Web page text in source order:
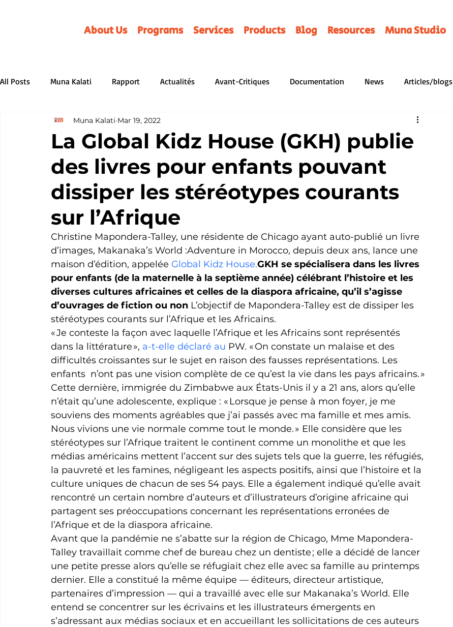
About Us Programs Services Products Blog Resources Muna Studio
All Posts Muna Kalati Rapport Actualités Avant-Critiques Documentation News Articles/blogs
Parentalité Non classé Illusttrators
Distributors &amp; Associations BD/Albums Services Notes de Lecture Favorite
La Global Kidz House (GKH) publie
des livres pour enfants pouvant
dissiper les stéréotypes courants
sur l’Afrique
Muna Kalati Mar 19, 2022
Christine Mapondera-Talley, une résidente de Chicago ayant auto-publié un livre
d’images, Makanaka’s World :Adventure in Morocco, depuis deux ans, lance une
maison d’édition, appelée Global Kidz House.GKH se spécialisera dans les livres
pour enfants (de la maternelle à la septième année) célébrant l’histoire et les
diverses cultures africaines et celles de la diaspora africaine, qu’il s’agisse
d’ouvrages de fiction ou non L’objectif de Mapondera-Talley est de dissiper les
stéréotypes courants sur l’Afrique et les Africains.
« Je conteste la façon avec laquelle l’Afrique et les Africains sont représentés
dans la littérature », a-t-elle déclaré au PW. « On constate un malaise et des
difficultés croissantes sur le sujet en raison des fausses représentations. Les
enfants n’ont pas une vision complète de ce qu’est la vie dans les pays africains. »
Cette dernière, immigrée du Zimbabwe aux États-Unis il y a 21 ans, alors qu’elle
n’était qu’une adolescente, explique : « Lorsque je pense à mon foyer, je me
souviens des moments agréables que j’ai passés avec ma famille et mes amis.
Nous vivions une vie normale comme tout le monde. » Elle considère que les
stéréotypes sur l’Afrique traitent le continent comme un monolithe et que les
médias américains mettent l’accent sur des sujets tels que la guerre, les réfugiés,
la pauvreté et les famines, négligeant les aspects positifs, ainsi que l’histoire et la
culture uniques de chacun de ses 54 pays. Elle a également indiqué qu’elle avait
rencontré un certain nombre d’auteurs et d’illustrateurs d’origine africaine qui
partagent ses préoccupations concernant les représentations erronées de
l’Afrique et de la diaspora africaine.
Avant que la pandémie ne s’abatte sur la région de Chicago, Mme Mapondera-
Talley travaillait comme chef de bureau chez un dentiste ; elle a décidé de lancer
une petite presse alors qu’elle se réfugiait chez elle avec sa famille au printemps
dernier. Elle a constitué la même équipe — éditeurs, directeur artistique,
partenaires d’impression — qui a travaillé avec elle sur Makanaka’s World. Elle
entend se concentrer sur les écrivains et les illustrateurs émergents en
s’adressant aux médias sociaux et en accueillant les sollicitations de ces auteurs